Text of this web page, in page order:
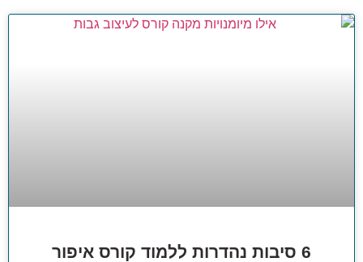
6 סיבות נהדרות ללמוד קורס איפור